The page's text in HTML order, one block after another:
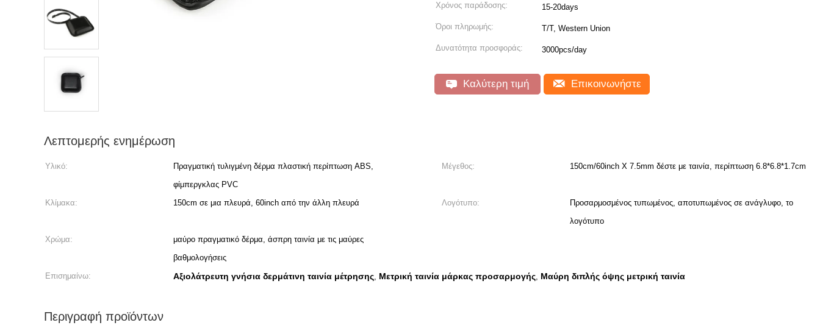
Χρόνος παράδοσης: 15-20days
Όροι πληρωμής: T/T, Western Union
Δυνατότητα προσφοράς: 3000pcs/day
Καλύτερη τιμή Επικοινωνήστε
Λεπτομερής ενημέρωση
Υλικό:
Πραγματική τυλιγμένη δέρμα πλαστική περίπτωση ABS,
φίμπεργκλας PVC
Μέγεθος: 150cm/60inch Χ 7.5mm δέστε με ταινία, περίπτωση 6.8*6.8*1.7cm
Κλίμακα: 150cm σε μια πλευρά, 60inch από την άλλη πλευρά Λογότυπο:
Προσαρμοσμένος τυπωμένος, αποτυπωμένος σε ανάγλυφο, το
λογότυπο
Χρώμα:
μαύρο πραγματικό δέρμα, άσπρη ταινία με τις μαύρες
βαθμολογήσεις
Επισημαίνω:
Αξιολάτρευτη γνήσια δερμάτινη ταινία μέτρησης, Μετρική ταινία μάρκας προσαρμογής, Μαύρη διπλής όψης μετρική ταινία
Περιγραφή προϊόντων